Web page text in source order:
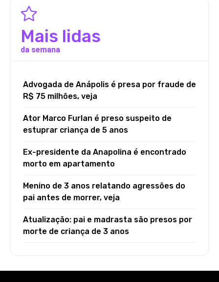
Mais lidas
da semana
Advogada de Anápolis é presa por fraude de
R$ 75 milhões, veja
Ator Marco Furlan é preso suspeito de
estuprar criança de 5 anos
Ex-presidente da Anapolina é encontrado
morto em apartamento
Menino de 3 anos relatando agressões do
pai antes de morrer, veja
Atualização: pai e madrasta são presos por
morte de criança de 3 anos